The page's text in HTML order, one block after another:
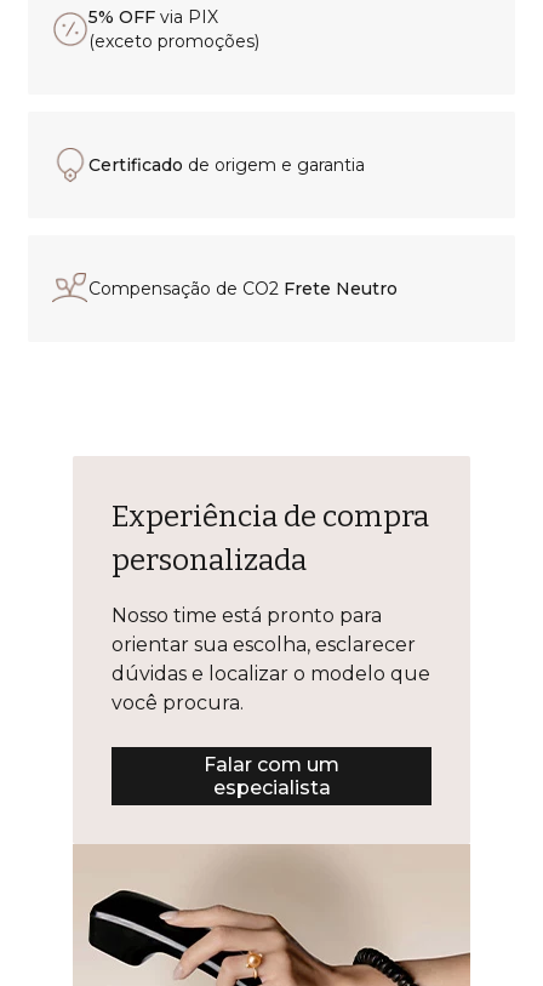
5% OFF via PIX
(exceto promoções)
Certificado de origem e garantia
Compensação de CO2 Frete Neutro
Experiência de compra
personalizada
Nosso time está pronto para
orientar sua escolha, esclarecer
dúvidas e localizar o modelo que
você procura.
Falar com um
especialista